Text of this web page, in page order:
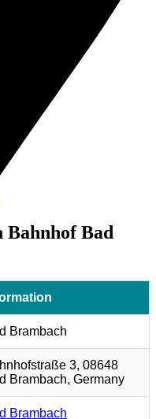
Bad
Brambach
3, 08648
Brambach, Germany
Brambach